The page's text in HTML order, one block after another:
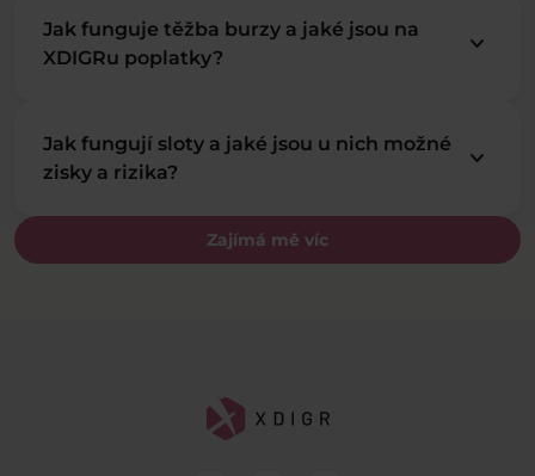
Zajímá mě víc
Jak funguje těžba burzy a jaké jsou na
XDIGRu poplatky?
keyboard_arrow_down
Jak fungují sloty a jaké jsou u nich možné
zisky a rizika?
keyboard_arrow_down